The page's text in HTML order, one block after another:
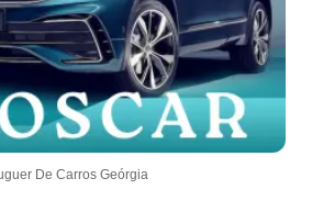
De Carros Geórgia